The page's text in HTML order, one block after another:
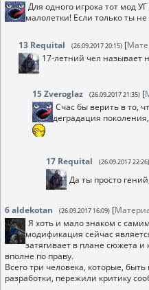
Для одного игрока тот мод
малолетки! Если только ты
13 Requital (26.09.2017 20:15) [
17-летний чел называет
15Zveroglaz (26.09.2017 21:35) [
Счас бы верить в то,
деградация
17 Requital (26.09.2017 22:26)
Да ты просто
6aldekotan (26.09.2017 16:09) [
Я хоть и мало знаком с
модификация сейчас
затягивает в плане сюжета
вполне по праву.
Всего три человека, которые,
разработки, пережили критику